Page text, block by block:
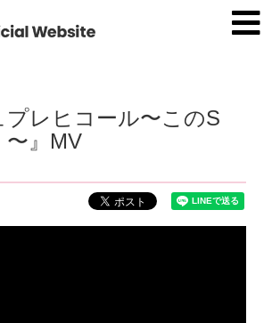
プレヒコール〜このS
〜』MV